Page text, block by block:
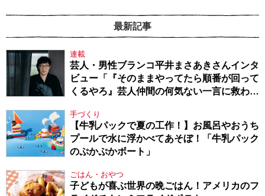
最新記事
連載
芸人・男性ブランコ平井まさあきさんインタ
ビュー「『そのままやってたら順番が回って
くるやろ』芸人仲間の何気ない一言に救われ
手づくり
【牛乳パックで夏の工作！】お風呂やおうち
プールで水に浮かべてあそぼ！「牛乳パック
のぷかぷかボート」
ごはん・おやつ
子どもが喜ぶ世界の晩ごはん！アメリカのフ